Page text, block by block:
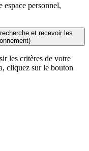
espace personnel,
et recevoir les
les critères de votre
cliquez sur le bouton